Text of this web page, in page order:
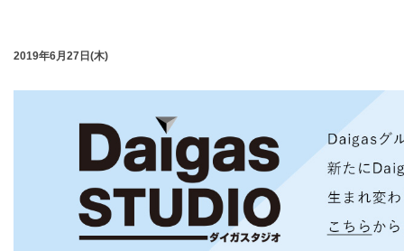
2019年6月27日(木)